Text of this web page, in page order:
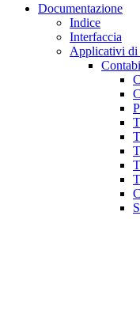
Documentazione
Indice
Interfaccia
Applicativi di